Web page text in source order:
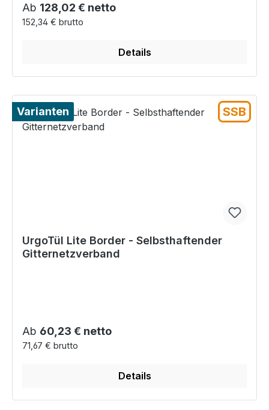
Regulärer Preis:
Ab 128,02 € netto
152,34 € brutto
Details
Varianten SSB
UrgoTül Lite Border - Selbsthaftender
Gitternetzverband
Regulärer Preis:
Ab 60,23 € netto
71,67 € brutto
Details